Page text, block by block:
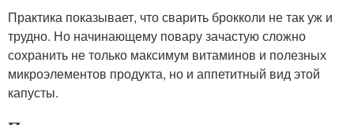
Практика показывает, что сварить брокколи не так уж и
трудно. Но начинающему повару зачастую сложно
сохранить не только максимум витаминов и полезных
микроэлементов продукта, но и аппетитный вид этой
капусты.